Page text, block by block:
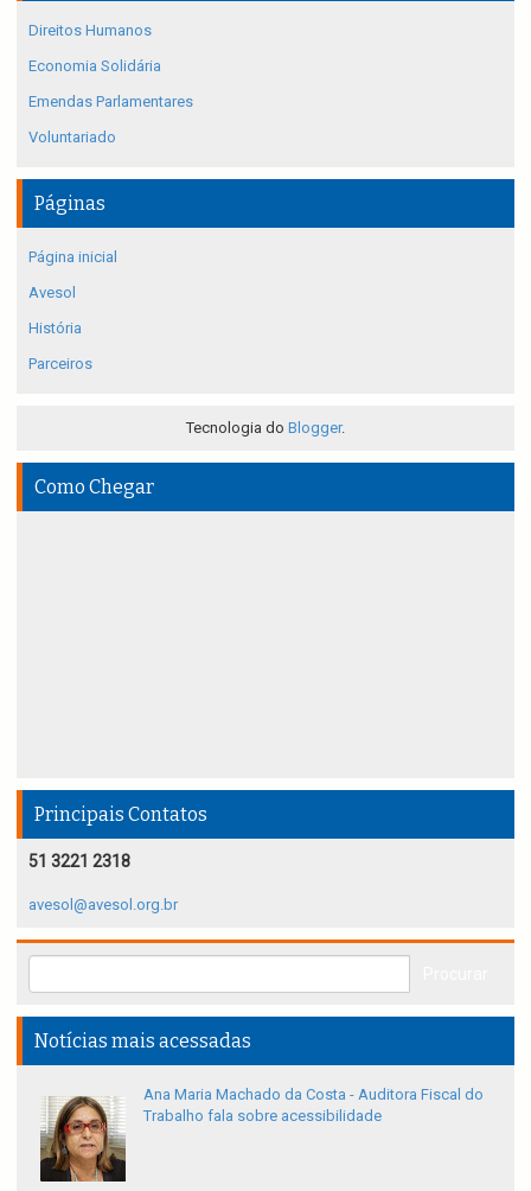
Direitos Humanos
Economia Solidária
Emendas Parlamentares
Voluntariado
Páginas
Página inicial
Avesol
História
Parceiros
Tecnologia do Blogger.
Como Chegar
Principais Contatos
51 3221 2318
avesol@avesol.org.br
Notícias mais acessadas
Ana Maria Machado da Costa - Auditora Fiscal do
Trabalho fala sobre acessibilidade